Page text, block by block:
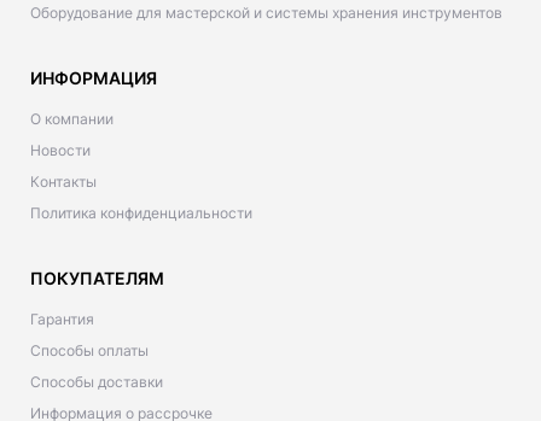
Оборудование для мастерской и системы хранения инструментов
ИНФОРМАЦИЯ
О компании
Новости
Контакты
Политика конфиденциальности
ПОКУПАТЕЛЯМ
Гарантия
Способы оплаты
Способы доставки
Информация о рассрочке